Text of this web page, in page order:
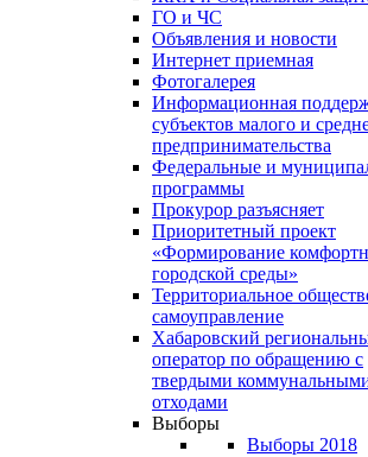
ГО и ЧС
Объявления и новости
Интернет приемная
Фотогалерея
Информационная
субъектов малого и
предпринимательства
Федеральные и
программы
Прокурор разъясняет
Приоритетный проект
«Формирование
городской среды»
Территориальное
самоуправление
Хабаровский
оператор по обращению с
твердыми
отходами
Выборы
Выборы 2018